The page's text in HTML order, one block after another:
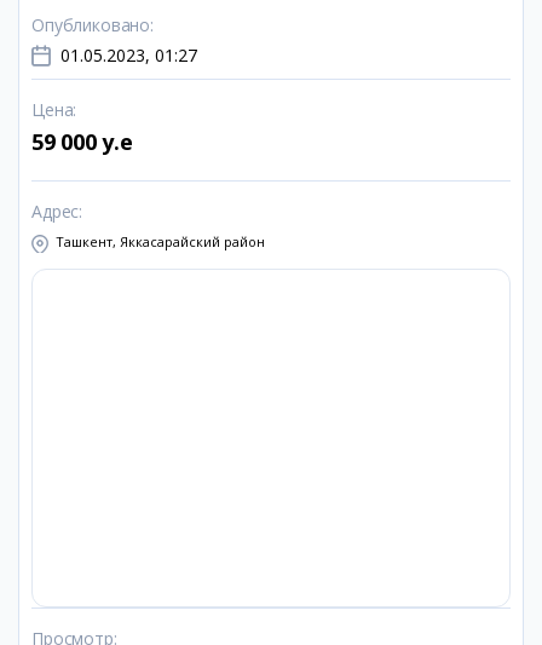
Опубликовано:
01.05.2023, 01:27
Цена:
59 000 y.e
Адрес:
Ташкент, Яккасарайский район
Просмотр: